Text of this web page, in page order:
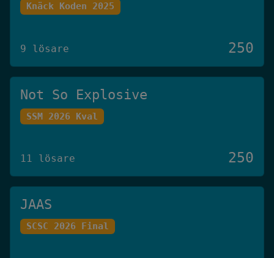
Knäck Koden 2025
9 lösare 250
Not So Explosive
SSM 2026 Kval
11 lösare 250
JAAS
SCSC 2026 Final